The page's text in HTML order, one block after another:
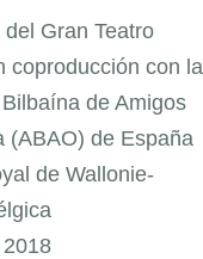
Gran Teatro
coproducción con la
de Amigos
(ABAO) de España
de Wallonie-